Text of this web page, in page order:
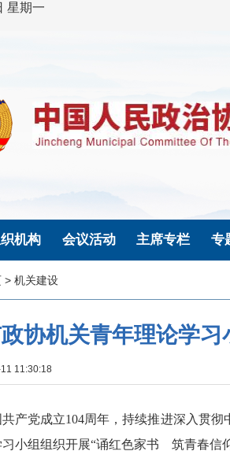
星期一
机构 会议活动 主席专栏 专
> 机关建设
协机关青年理论学
11:30:18
产党成立104周年，持续推进深入贯彻
小组组织开展“诵红色家书 筑青春信